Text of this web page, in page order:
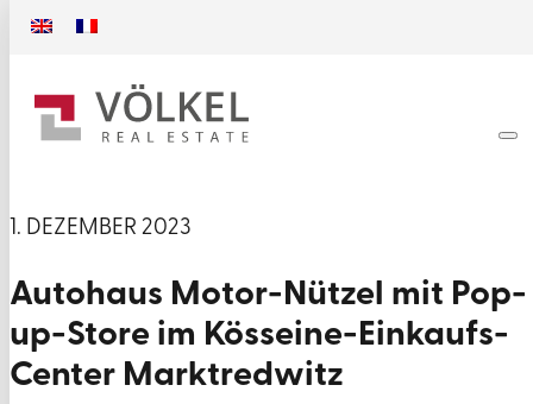
1. DEZEMBER 2023
Autohaus Motor-Nützel mit Pop-
up-Store im Kösseine-Einkaufs-
Center Marktredwitz